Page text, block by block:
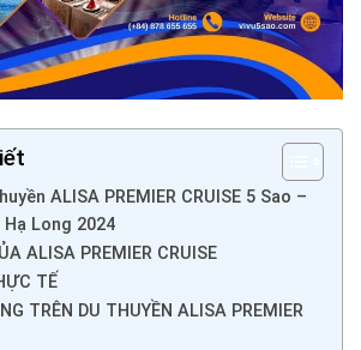
ALISA PREMIER CRUISE 5 Sao –
Long 2024
ALISA PREMIER CRUISE
TẾ
TRÊN DU THUYỀN ALISA PREMIER